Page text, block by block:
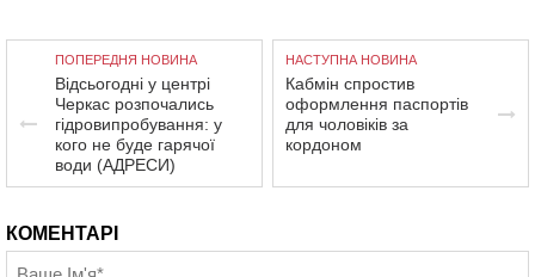
ПОПЕРЕДНЯ НОВИНА
Відсьогодні у центрі
Черкас розпочались
гідровипробування: у
кого не буде гарячої
води (АДРЕСИ)
НАСТУПНА НОВИНА
Кабмін спростив
оформлення паспортів
для чоловіків за
кордоном
КОМЕНТАРІ